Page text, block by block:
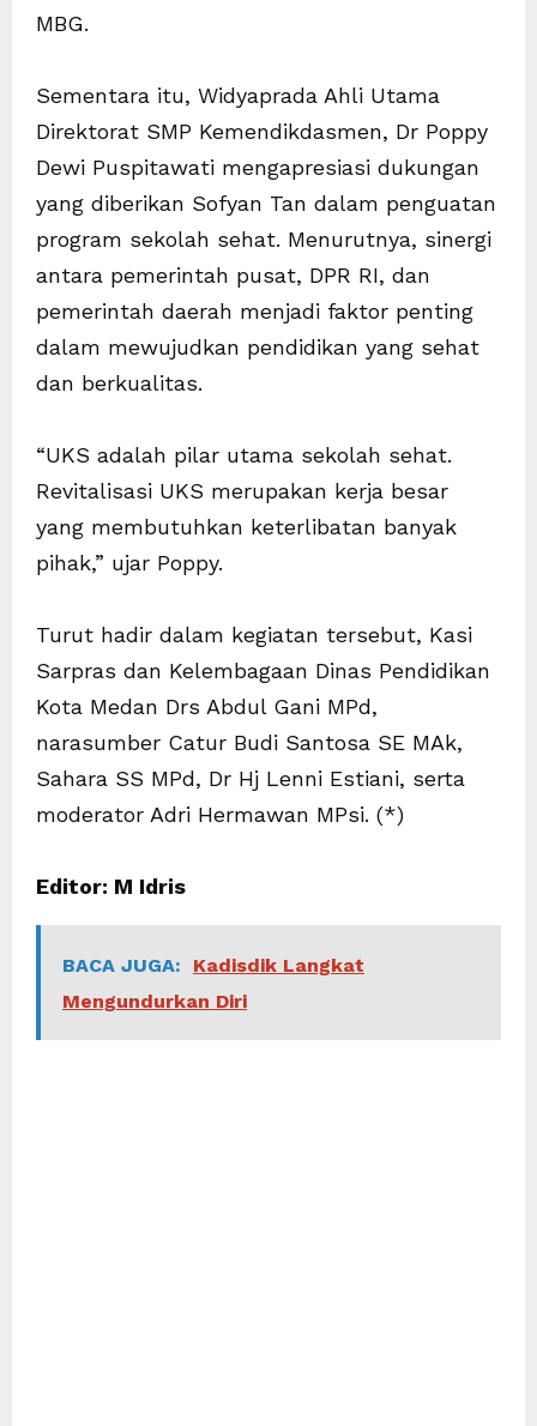
MBG.
Sementara itu, Widyaprada Ahli Utama
Direktorat SMP Kemendikdasmen, Dr Poppy
Dewi Puspitawati mengapresiasi dukungan
yang diberikan Sofyan Tan dalam penguatan
program sekolah sehat. Menurutnya, sinergi
antara pemerintah pusat, DPR RI, dan
pemerintah daerah menjadi faktor penting
dalam mewujudkan pendidikan yang sehat
dan berkualitas.
“UKS adalah pilar utama sekolah sehat.
Revitalisasi UKS merupakan kerja besar
yang membutuhkan keterlibatan banyak
pihak,” ujar Poppy.
Turut hadir dalam kegiatan tersebut, Kasi
Sarpras dan Kelembagaan Dinas Pendidikan
Kota Medan Drs Abdul Gani MPd,
narasumber Catur Budi Santosa SE MAk,
Sahara SS MPd, Dr Hj Lenni Estiani, serta
moderator Adri Hermawan MPsi. (*)
Editor: M Idris
BACA JUGA:
Kadisdik Langkat
Mengundurkan Diri